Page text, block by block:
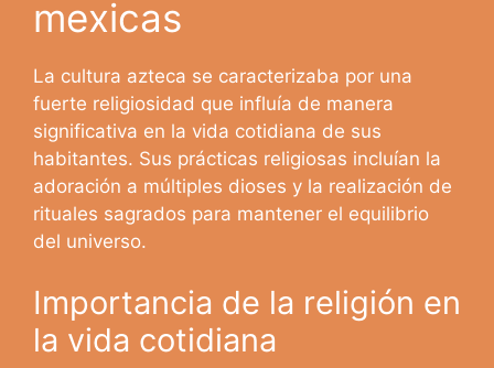
mexicas
La cultura azteca se caracterizaba por una
fuerte religiosidad que influía de manera
significativa en la vida cotidiana de sus
habitantes. Sus prácticas religiosas incluían la
adoración a múltiples dioses y la realización de
rituales sagrados para mantener el equilibrio
del universo.
Importancia de la religión en
la vida cotidiana